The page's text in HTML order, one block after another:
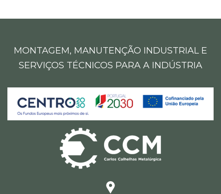
MONTAGEM, MANUTENÇÃO INDUSTRIAL E
SERVIÇOS TÉCNICOS PARA A INDÚSTRIA